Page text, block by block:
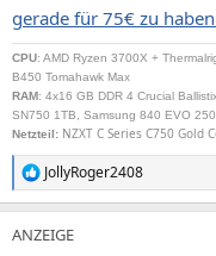
gerade für 75€ zu
CPU: AMD Ryzen 3700X +
B450 Tomahawk Max
RAM: 4x16 GB DDR 4 Crucial
SN750 1TB, Samsung 840 EVO
Netzteil: NZXT C Series C750 Gold
R
e
a
k
JollyRoger2408